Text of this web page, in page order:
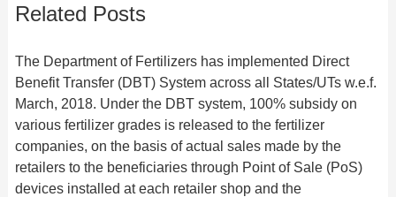
Related Posts
The Department of Fertilizers has implemented Direct
Benefit Transfer (DBT) System across all States/UTs w.e.f.
March, 2018. Under the DBT system, 100% subsidy on
various fertilizer grades is released to the fertilizer
companies, on the basis of actual sales made by the
retailers to the beneficiaries through Point of Sale (PoS)
devices installed at each retailer shop and the